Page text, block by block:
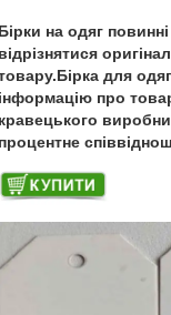
на одяг
для
про